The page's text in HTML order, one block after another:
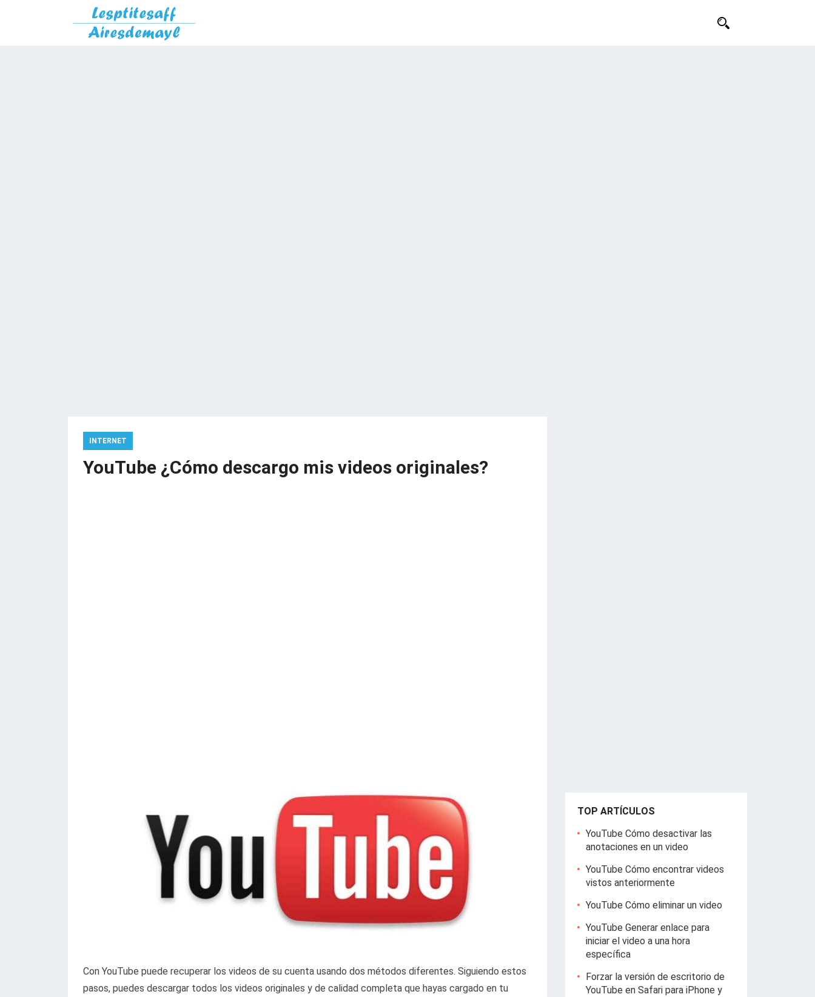
INTERNET
YouTube ¿Cómo descargo mis videos originales?
Con YouTube puede recuperar los videos de su cuenta usando dos métodos diferentes. Siguiendo estos
pasos, puedes descargar todos los videos originales y de calidad completa que hayas cargado en tu
TOP ARTÍCULOS
YouTube Cómo desactivar las
anotaciones en un video
YouTube Cómo encontrar videos
vistos anteriormente
YouTube Cómo eliminar un video
YouTube Generar enlace para
iniciar el video a una hora
específica
Forzar la versión de escritorio de
YouTube en Safari para iPhone y